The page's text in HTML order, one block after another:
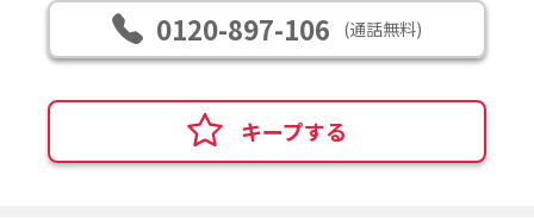
0120-897-106 (通話無料)
キープする